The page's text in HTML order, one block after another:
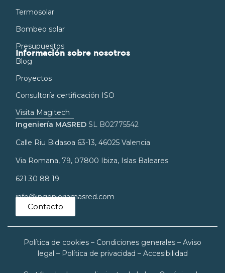
Termosolar
Bombeo solar
Presupuestos
Información sobre nosotros
Blog
Proyectos
Consultoría certificación ISO
Visita Magitech
Ingeniería MASRED SL B02775542
Calle Riu Bidasoa 63-13, 46025 Valencia
Via Romana, 79, 07800 Ibiza, Islas Baleares
621 30 88 19
info@ingenieriamasred.com
Contacto
Política de cookies – Condiciones generales – Aviso
legal – Política de privacidad – Accesibilidad